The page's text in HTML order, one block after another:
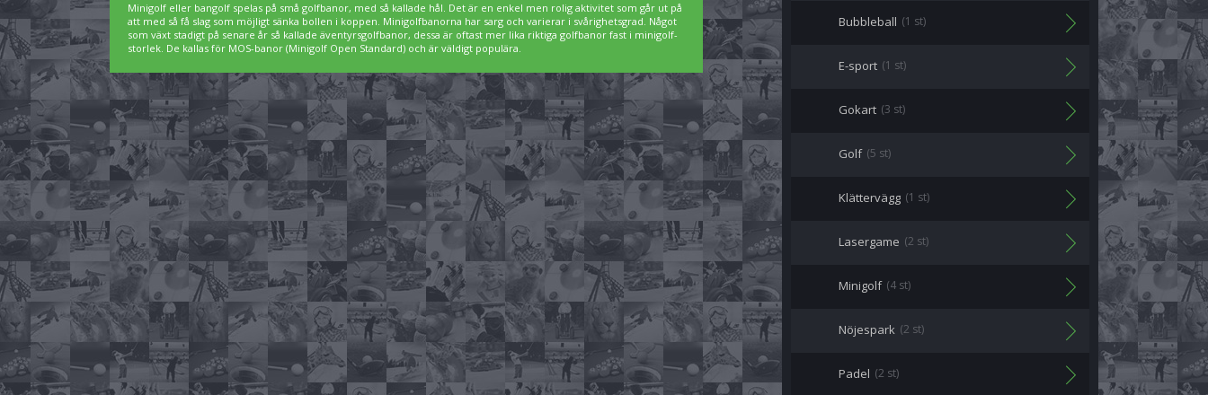
Bubbleball (1 st)
E-sport (1 st)
Gokart (3 st)
Golf (5 st)
Klättervägg (1 st)
Lasergame (2 st)
Minigolf (4 st)
Nöjespark (2 st)
Padel (2 st)
Minigolf eller bangolf spelas på små golfbanor, med så kallade hål. Det är en enkel men rolig aktivitet som går ut på
att med så få slag som möjligt sänka bollen i koppen. Minigolfbanorna har sarg och varierar i svårighetsgrad. Något
som växt stadigt på senare år så kallade äventyrsgolfbanor, dessa är oftast mer lika riktiga golfbanor fast i minigolf-
storlek. De kallas för MOS-banor (Minigolf Open Standard) och är väldigt populära.